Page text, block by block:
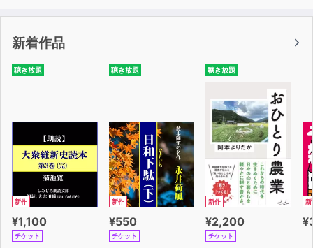
新着作品
聴き放題
新作
¥1,100
チケット
聴き放題
新作
¥550
チケット
聴き放題
新作
¥2,200
チケット
新